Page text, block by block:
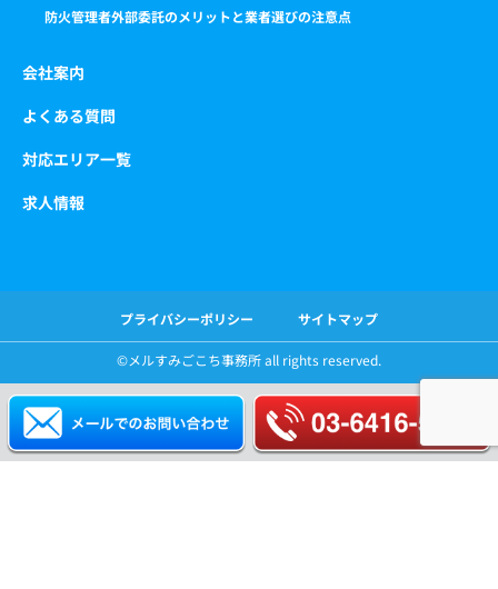
防火管理者外部委託のメリットと業者選びの注意点
会社案内
よくある質問
対応エリア一覧
求人情報
プライバシーポリシー サイトマップ
©️メルすみごこち事務所 all rights reserved.